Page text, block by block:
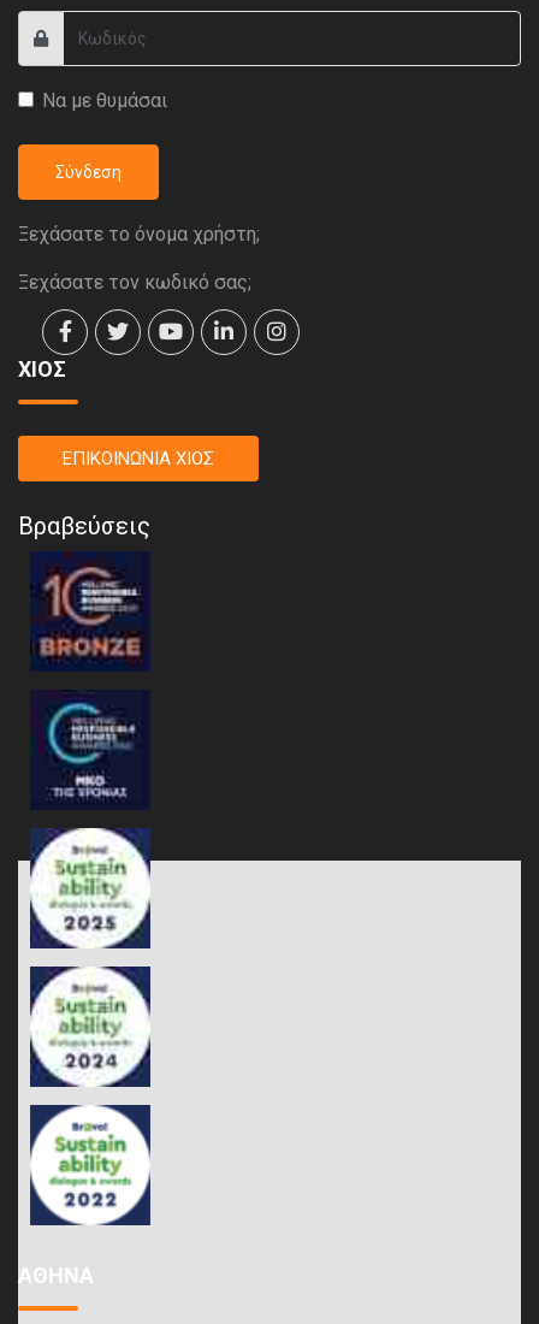
Να με θυμάσαι
Σύνδεση
Ξεχάσατε το όνομα χρήστη;
Ξεχάσατε τον κωδικό σας;
ΧΙΟΣ
ΕΠΙΚΟΙΝΩΝΙΑ ΧΙΟΣ
Βραβεύσεις
ΑΘΗΝΑ